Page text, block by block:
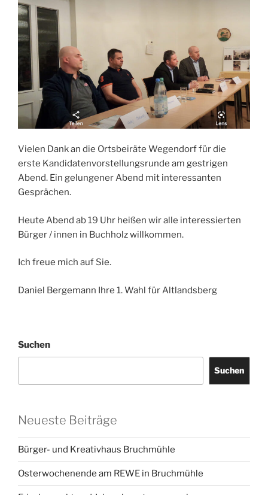
Vielen Dank an die Ortsbeiräte Wegendorf für die
erste Kandidatenvorstellungsrunde am gestrigen
Abend. Ein gelungener Abend mit interessanten
Gesprächen.
Heute Abend ab 19 Uhr heißen wir alle interessierten
Bürger / innen in Buchholz willkommen.
Ich freue mich auf Sie.
Daniel Bergemann Ihre 1. Wahl für Altlandsberg
Suchen
Suchen
Neueste Beiträge
Bürger- und Kreativhaus Bruchmühle
Osterwochenende am REWE in Bruchmühle